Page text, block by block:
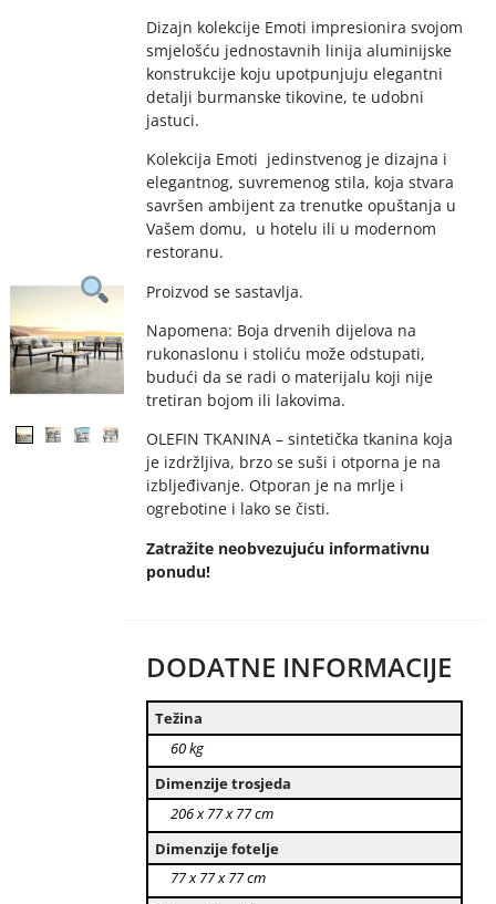
Dizajn kolekcije Emoti impresionira svojom
smjelošću jednostavnih linija aluminijske
konstrukcije koju upotpunjuju elegantni
detalji burmanske tikovine, te udobni
jastuci.
Kolekcija Emoti jedinstvenog je dizajna i
elegantnog, suvremenog stila, koja stvara
savršen ambijent za trenutke opuštanja u
Vašem domu, u hotelu ili u modernom
restoranu.
Proizvod se sastavlja.
Napomena: Boja drvenih dijelova na
rukonaslonu i stoliću može odstupati,
budući da se radi o materijalu koji nije
tretiran bojom ili lakovima.
OLEFIN TKANINA – sintetička tkanina koja
je izdržljiva, brzo se suši i otporna je na
izbljeđivanje. Otporan je na mrlje i
ogrebotine i lako se čisti.
Zatražite neobvezujuću informativnu
ponudu!
DODATNE INFORMACIJE
Težina
60 kg
Dimenzije trosjeda
206 x 77 x 77 cm
Dimenzije fotelje
77 x 77 x 77 cm